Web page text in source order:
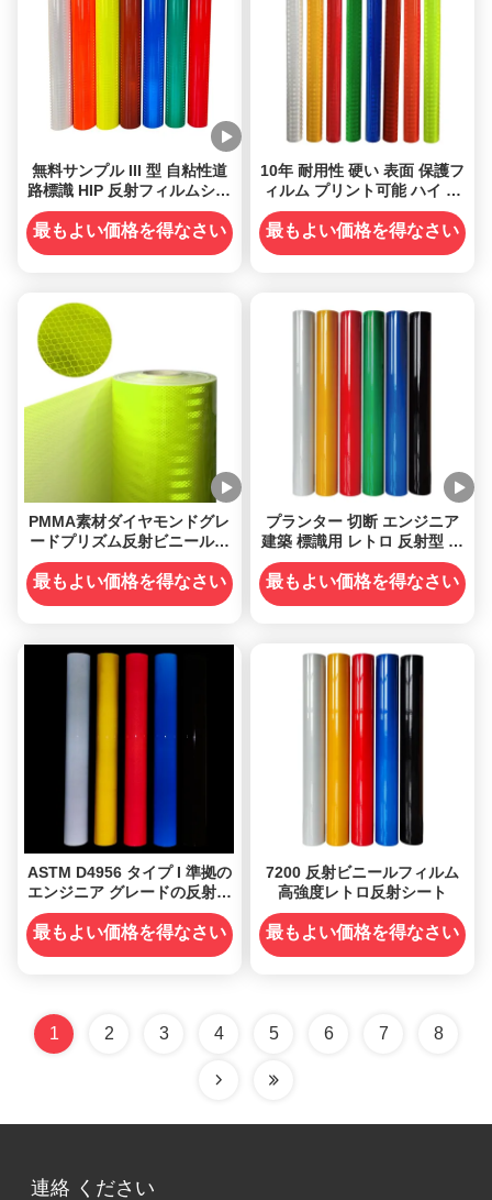
無料サンプル III 型 自粘性道
路標識 HIP 反射フィルムシー
ト ビニールロール
最もよい価格を得なさい
10年 耐用性 硬い 表面 保護フ
ィルム プリント可能 ハイ ビ
ス HIP 反射ビニール
最もよい価格を得なさい
PMMA素材ダイヤモンドグレ
ードプリズム反射ビニールス
テッカーシートロール（道路
交通標識用）
最もよい価格を得なさい
プランター 切断 エンジニア
建築 標識用 レトロ 反射型 ビ
ニール フィルム
最もよい価格を得なさい
ASTM D4956 タイプ I 準拠の
エンジニア グレードの反射ビ
ニール フィルム、ガラスビー
ズ技術と 7 年間の屋外耐久性
最もよい価格を得なさい
7200 反射ビニールフィルム
高強度レトロ反射シート
最もよい価格を得なさい
1 2 3 4 5 6 7 8
連絡 ください